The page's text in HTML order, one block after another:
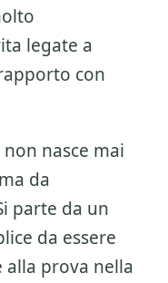
legate a
con
nasce mai
da
parte da un
da essere
prova nella